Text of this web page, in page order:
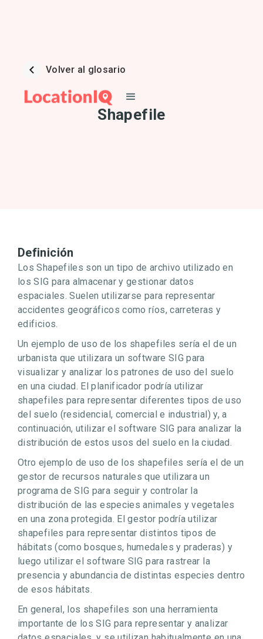
Volver al glosario
Shapefile
Definición
Los Shapefiles son un tipo de archivo utilizado en
los SIG para almacenar y gestionar datos
espaciales. Suelen utilizarse para representar
accidentes geográficos como ríos, carreteras y
edificios.
Un ejemplo de uso de los shapefiles sería el de un
urbanista que utilizara un software SIG para
visualizar y analizar los patrones de uso del suelo
en una ciudad. El planificador podría utilizar
shapefiles para representar diferentes tipos de uso
del suelo (residencial, comercial e industrial) y, a
continuación, utilizar el software SIG para analizar la
distribución de estos usos del suelo en la ciudad.
Otro ejemplo de uso de los shapefiles sería el de un
gestor de recursos naturales que utilizara un
programa de SIG para seguir y controlar la
distribución de las especies animales y vegetales
en una zona protegida. El gestor podría utilizar
shapefiles para representar distintos tipos de
hábitats (como bosques, humedales y praderas) y
luego utilizar el software SIG para rastrear la
presencia y abundancia de distintas especies dentro
de esos hábitats.
En general, los shapefiles son una herramienta
importante de los SIG para representar y analizar